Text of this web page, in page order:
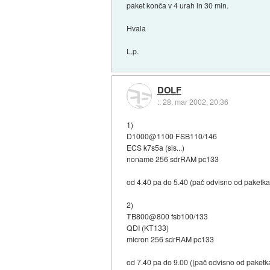
paket konča v 4 urah in 30 min.
Hvala
L.p.
DOLF
::28. mar 2002, 20:36
1)
D1000@1100 FSB110/146
ECS k7s5a (sis...)
noname 256 sdrRAM pc133
od 4.40 pa do 5.40 (pač odvisno od
2)
TB800@800 fsb100/133
QDI (KT133)
micron 256 sdrRAM pc133
od 7.40 pa do 9.00 ((pač odvisno od